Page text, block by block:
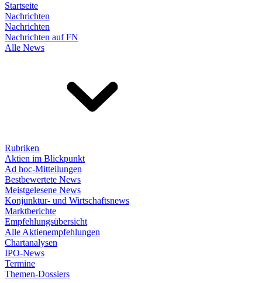
Startseite
Nachrichten
Nachrichten
Nachrichten auf FN
Alle News
Rubriken
Aktien im Blickpunkt
Ad hoc-Mitteilungen
Bestbewertete News
Meistgelesene News
Konjunktur- und Wirtschaftsnews
Marktberichte
Empfehlungsübersicht
Alle Aktienempfehlungen
Chartanalysen
IPO-News
Termine
Themen-Dossiers